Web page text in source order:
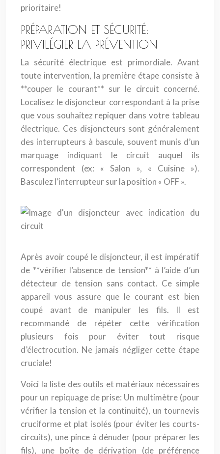
prioritaire!
PRÉPARATION ET SÉCURITÉ:
PRIVILÉGIER LA PRÉVENTION
La sécurité électrique est primordiale. Avant
toute intervention, la première étape consiste à
**couper le courant** sur le circuit concerné.
Localisez le disjoncteur correspondant à la prise
que vous souhaitez repiquer dans votre tableau
électrique. Ces disjoncteurs sont généralement
des interrupteurs à bascule, souvent munis d’un
marquage indiquant le circuit auquel ils
correspondent (ex: « Salon », « Cuisine »).
Basculez l’interrupteur sur la position « OFF ».
Après avoir coupé le disjoncteur, il est impératif
de **vérifier l’absence de tension** à l’aide d’un
détecteur de tension sans contact. Ce simple
appareil vous assure que le courant est bien
coupé avant de manipuler les fils. Il est
recommandé de répéter cette vérification
plusieurs fois pour éviter tout risque
d’électrocution. Ne jamais négliger cette étape
cruciale!
Voici la liste des outils et matériaux nécessaires
pour un repiquage de prise: Un multimètre (pour
vérifier la tension et la continuité), un tournevis
cruciforme et plat isolés (pour éviter les courts-
circuits), une pince à dénuder (pour préparer les
fils), une boîte de dérivation (de préférence